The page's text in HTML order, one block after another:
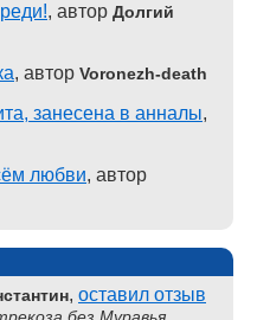
, автор Долгий
, автор Voronezh-death
занесена в анналы,
любви, автор
, оставил отзыв